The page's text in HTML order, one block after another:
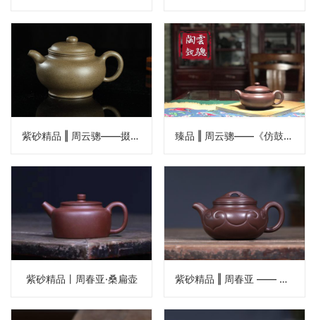
紫砂精品 ‖ 周云骢——掇只壶 臻品 ‖ 周云骢——《仿鼓壶》
紫砂精品丨周春亚·桑扁壶 紫砂精品 ‖ 周春亚 —— 《仿古如意壶》